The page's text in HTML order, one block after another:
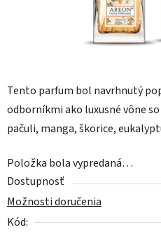
Tento parfum bol navrhnutý
odborníkmi ako luxusné vône
pačuli, manga, škorice,
Položka bola vypredaná…
Dostupnosť
Možnosti doručenia
Kód: